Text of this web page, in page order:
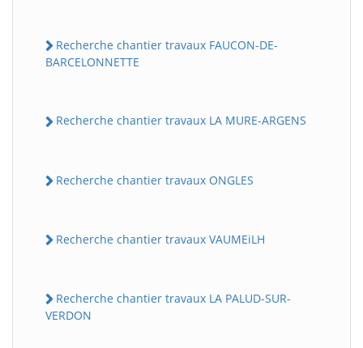
Recherche chantier travaux FAUCON-DE-
BARCELONNETTE
Recherche chantier travaux LA MURE-ARGENS
Recherche chantier travaux ONGLES
Recherche chantier travaux VAUMEiLH
Recherche chantier travaux LA PALUD-SUR-
VERDON